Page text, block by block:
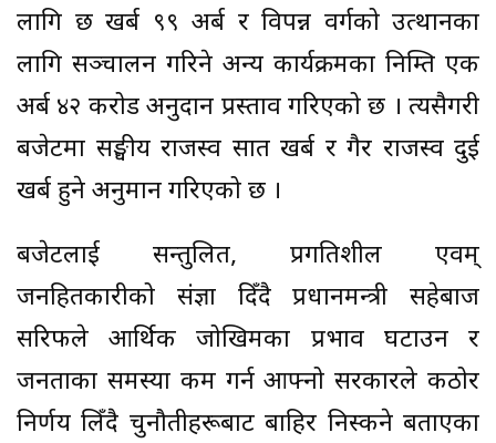
लागि छ खर्ब ९९ अर्ब र विपन्न वर्गको उत्थानका
लागि सञ्चालन गरिने अन्य कार्यक्रमका निम्ति एक
अर्ब ४२ करोड अनुदान प्रस्ताव गरिएको छ । त्यसैगरी
बजेटमा सङ्घीय राजस्व सात खर्ब र गैर राजस्व दुई
खर्ब हुने अनुमान गरिएको छ ।
बजेटलाई सन्तुलित, प्रगतिशील एवम्
जनहितकारीको संज्ञा दिँदै प्रधानमन्त्री सहेबाज
सरिफले आर्थिक जोखिमका प्रभाव घटाउन र
जनताका समस्या कम गर्न आफ्नो सरकारले कठोर
निर्णय लिँदै चुनौतीहरूबाट बाहिर निस्कने बताएका